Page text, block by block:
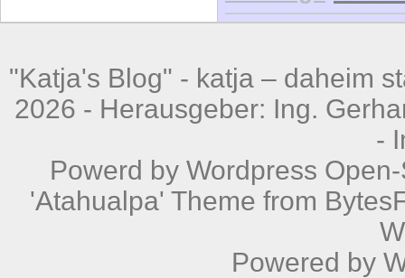
"Katja's Blog" - katja – daheim
2026 - Herausgeber: Ing.
-
Powerd by Wordpress
'Atahualpa' Theme from
Powered by